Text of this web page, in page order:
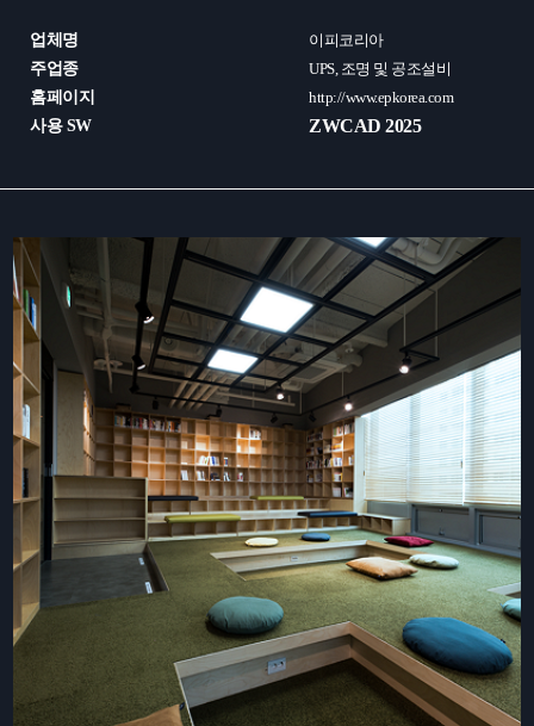
업체명
주업종
홈페이지
사용 SW
이피코리아
UPS, 조명 및 공조설비
http://www.epkorea.com
ZWCAD 2025